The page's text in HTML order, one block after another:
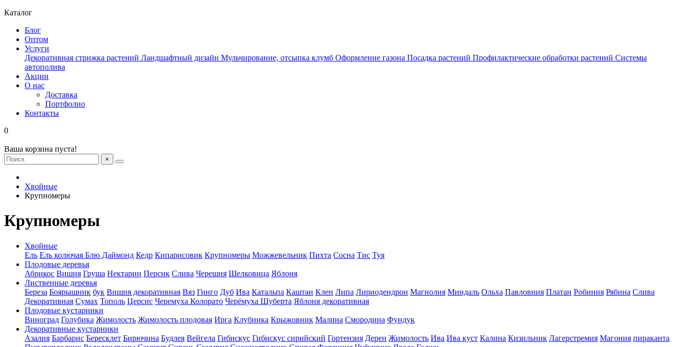
Каталог
Блог
Оптом
Услуги
Декоративная стрижка растений Ландшафтный дизайн Мульчирование, отсыпка клумб Оформление газона Посадка растений Профилактические обработки растений Системы
автополива
Акции
О нас
Доставка
Портфолио
Контакты
0
Ваша корзина пуста!
×
Хвойные
Крупномеры
Крупномеры
Хвойные
Ель Ель колючая Блю Даймонд Кедр Кипарисовик Крупномеры Можжевельник Пихта Сосна Тис Туя
Плодовые деревья
Абрикос Вишня Груша Нектарин Персик Слива Черешня Шелковица Яблоня
Лиственные деревья
Береза Боярышник бук Вишня декоративная Вяз Гинго Дуб Ива Катальпа Каштан Клен Липа Лириодендрон Магнолия Миндаль Ольха Павловния Платан Робиния Рябина Слива
Декоративная Сумах Тополь Церсис Черемуха Колорато Черёмуха Шуберта Яблоня декоративная
Плодовые кустарники
Виноград Голубика Жимолость Жимолость плодовая Ирга Клубника Крыжовник Малина Смородина Фундук
Декоративные кустарники
Азалия Барбарис Бересклет Бирючина Будлея Вейгела Гибискус Гибискус сирийский Гортензия Дерен Жимолость Ива Ива куст Калина Кизильник Лагерстремия Магония пираканта